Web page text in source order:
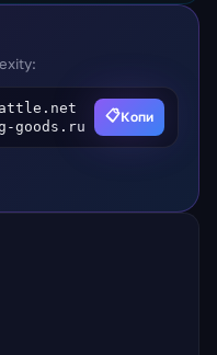
goods.ru
📋Копи